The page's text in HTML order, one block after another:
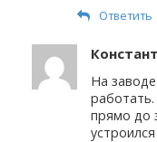
Ответить
На
прямо до